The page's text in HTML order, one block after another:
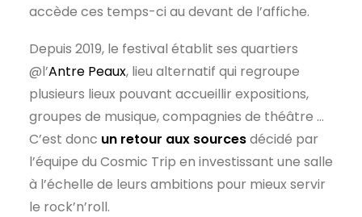
accède ces temps-ci au devant de l’affiche.
Depuis 2019, le festival établit ses quartiers
@l’Antre Peaux, lieu alternatif qui regroupe
plusieurs lieux pouvant accueillir expositions,
groupes de musique, compagnies de théâtre …
C’est donc un retour aux sourcesdécidé par
l’équipe du Cosmic Trip en investissant une salle
à l’échelle de leurs ambitions pour mieux servir
le rock’n’roll.